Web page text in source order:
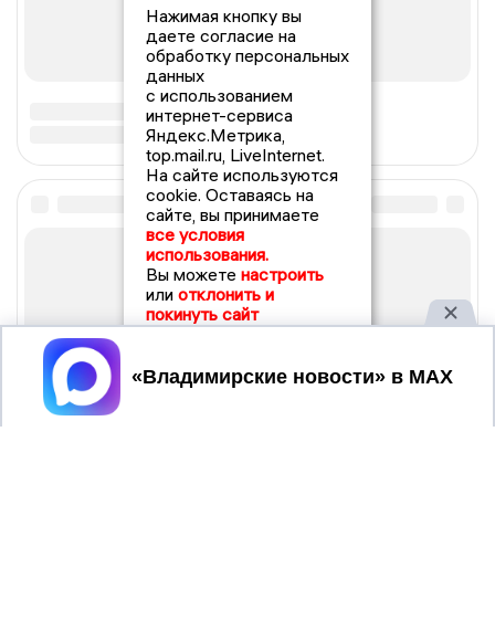
Нажимая кнопку вы
даете согласие на
обработку персональных
данных
с использованием
интернет-сервиса
Яндекс.Метрика,
top.mail.ru, LiveInternet.
На сайте используются
cookie. Оставаясь на
сайте, вы принимаете
все условия
использования.
Вы можете настроить
или отклонить и
покинуть сайт
Принять